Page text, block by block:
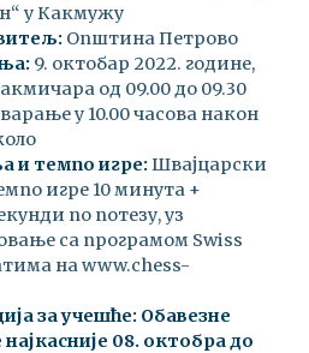
у Какмужу
Општина Петрово
9. октобар 2022. године,
од 09.00 до 09.30
у 10.00 часова након
и темпо игре:Швајцарски
игре 10 минута +
по потезу, уз
са програмом Swiss
на www.chess-
за учешће: Обавезне
08. октобра до